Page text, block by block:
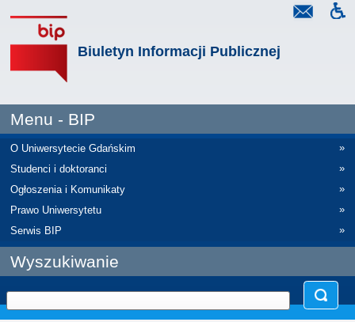
Biuletyn Informacji Publicznej
Menu - BIP
O Uniwersytecie Gdańskim
»
Studenci i doktoranci
»
Ogłoszenia i Komunikaty
»
Prawo Uniwersytetu
»
Serwis BIP
»
Wyszukiwanie